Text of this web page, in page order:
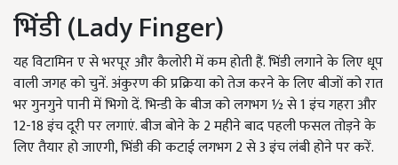
भिंडी (Lady Finger)
यह विटामिन ए से भरपूर और कैलोरी में कम होती हैं. भिंडी लगाने के लिए धूप
वाली जगह को चुनें. अंकुरण की प्रक्रिया को तेज करने के लिए बीजों को रात
भर गुनगुने पानी में भिगो दें. भिन्डी के बीज को लगभग ½ से 1 इंच गहरा और
12-18 इंच दूरी पर लगाएं. बीज बोने के 2 महीने बाद पहली फसल तोड़ने के
लिए तैयार हो जाएगी, भिंडी की कटाई लगभग 2 से 3 इंच लंबी होने पर करें.